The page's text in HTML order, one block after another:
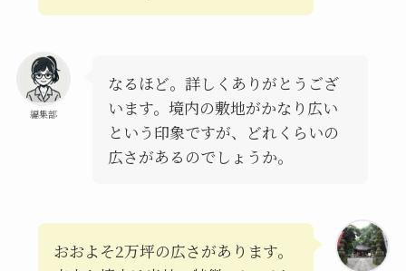
編集部
なるほど。詳しくありがとうござ
います。境内の敷地がかなり広い
という印象ですが、どれくらいの
広さがあるのでしょうか。
おおよそ2万坪の広さがあります。